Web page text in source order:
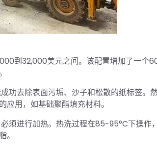
到32,000美元之间。该配置增加了一个
功去除表面污垢、沙子和松散的纸标签。
用，如基础聚酯填充材料。
须进行加热。热洗过程在85-95°C下操作
。